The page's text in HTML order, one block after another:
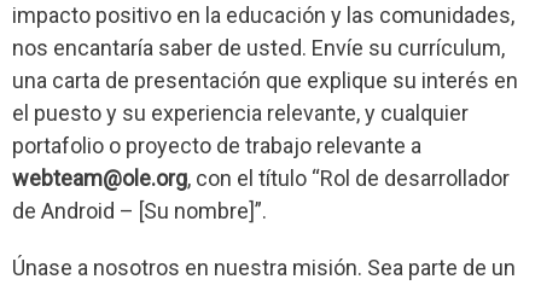
impacto positivo en la educación y las comunidades,
nos encantaría saber de usted. Envíe su currículum,
una carta de presentación que explique su interés en
el puesto y su experiencia relevante, y cualquier
portafolio o proyecto de trabajo relevante a
webteam@ole.org, con el título “Rol de desarrollador
de Android – [Su nombre]”.
Únase a nosotros en nuestra misión. Sea parte de un